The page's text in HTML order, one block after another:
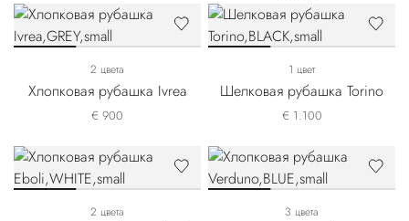
2 цвета
Хлопковая рубашка Ivrea
€ 900
1 цвет
Шелковая рубашка Torino
€ 1.100
2 цвета 3 цвета